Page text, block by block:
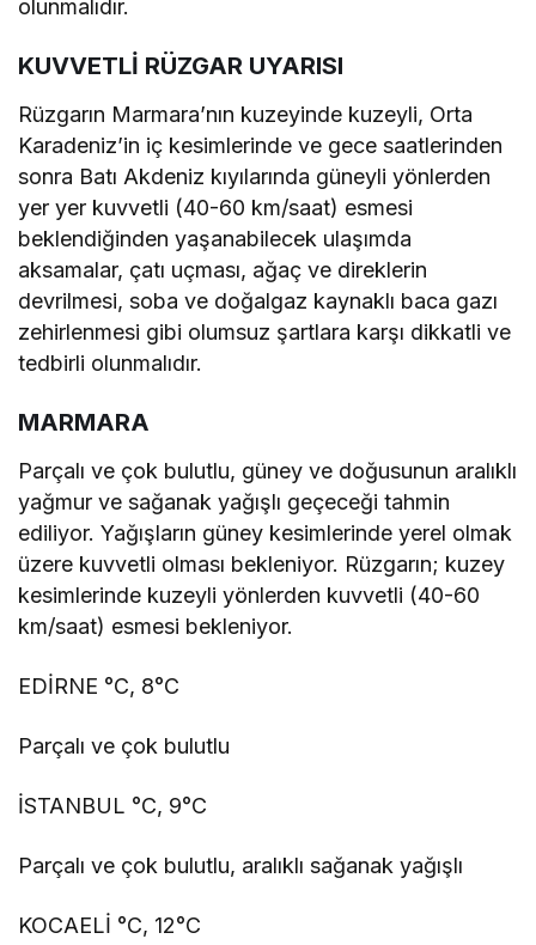
olunmalıdır.
KUVVETLİ RÜZGAR UYARISI
Rüzgarın Marmara’nın kuzeyinde kuzeyli, Orta
Karadeniz’in iç kesimlerinde ve gece saatlerinden
sonra Batı Akdeniz kıyılarında güneyli yönlerden
yer yer kuvvetli (40-60 km/saat) esmesi
beklendiğinden yaşanabilecek ulaşımda
aksamalar, çatı uçması, ağaç ve direklerin
devrilmesi, soba ve doğalgaz kaynaklı baca gazı
zehirlenmesi gibi olumsuz şartlara karşı dikkatli ve
tedbirli olunmalıdır.
MARMARA
Parçalı ve çok bulutlu, güney ve doğusunun aralıklı
yağmur ve sağanak yağışlı geçeceği tahmin
ediliyor. Yağışların güney kesimlerinde yerel olmak
üzere kuvvetli olması bekleniyor. Rüzgarın; kuzey
kesimlerinde kuzeyli yönlerden kuvvetli (40-60
km/saat) esmesi bekleniyor.
EDİRNE °C, 8°C
Parçalı ve çok bulutlu
İSTANBUL °C, 9°C
Parçalı ve çok bulutlu, aralıklı sağanak yağışlı
KOCAELİ °C, 12°C